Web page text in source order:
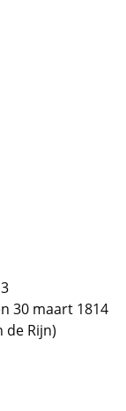
30 maart 1814
Rijn)